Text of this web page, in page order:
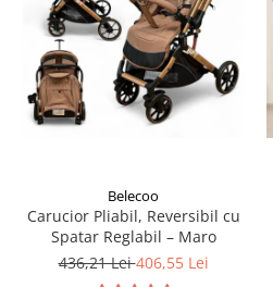
Belecoo
Carucior Pliabil, Reversibil cu
Spatar Reglabil – Maro
436,21 Lei406,55 Lei